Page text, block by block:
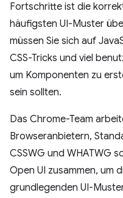
Fortschritte ist die
häufigsten UI-Muster
müssen Sie sich auf
CSS-Tricks und viel
um Komponenten zu
sein sollten.
Das Chrome-Team
Browseranbietern,
CSSWG und WHATWG
Open UI zusammen, um
grundlegenden UI-